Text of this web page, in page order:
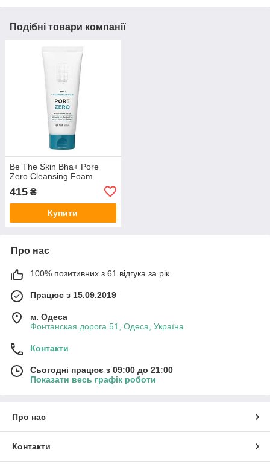
Подібні товари компанії
Be The Skin Bha+ Pore
Zero Cleansing Foam
415 ₴
Купити
Про нас
100% позитивних з 61 відгука за рік
Працює з 15.09.2019
м. Одеса
Фонтанская дорога 51, Одеса, Україна
Контакти
Сьогодні працює з 09:00 до 21:00
Показати весь графік роботи
Про нас
Контакти